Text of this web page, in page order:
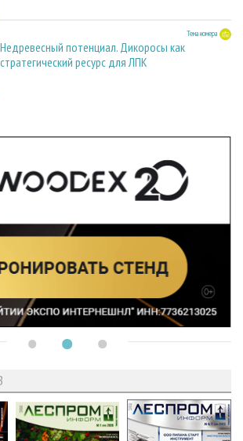
Тема номера
Недревесный потенциал. Дикоросы как
стратегический ресурс для ЛПК